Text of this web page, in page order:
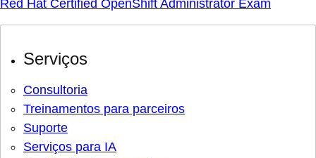
Red Hat Certified OpenShift Administrator Exam
Serviços
Consultoria
Treinamentos para parceiros
Suporte
Serviços para IA